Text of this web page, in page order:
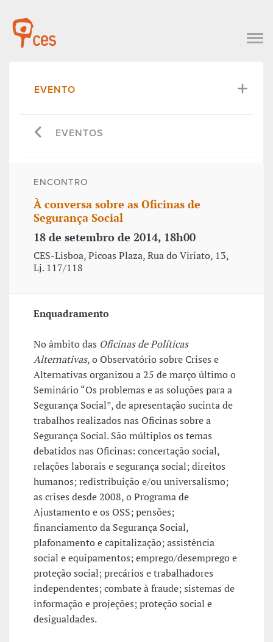
EVENTO
EVENTOS
ENCONTRO
À conversa sobre as Oficinas de
Segurança Social
18 de setembro de 2014, 18h00
CES-Lisboa, Picoas Plaza, Rua do Viriato, 13,
Lj. 117/118
Enquadramento
No âmbito das Oficinas de Políticas
Alternativas, o Observatório sobre Crises e
Alternativas organizou a 25 de março último o
Seminário “Os problemas e as soluções para a
Segurança Social”, de apresentação sucinta de
trabalhos realizados nas Oficinas sobre a
Segurança Social. São múltiplos os temas
debatidos nas Oficinas: concertação social,
relações laborais e segurança social; direitos
humanos; redistribuição e/ou universalismo;
as crises desde 2008, o Programa de
Ajustamento e os OSS; pensões;
financiamento da Segurança Social,
plafonamento e capitalização; assistência
social e equipamentos; emprego/desemprego e
proteção social; precários e trabalhadores
independentes; combate à fraude; sistemas de
informação e projeções; proteção social e
desigualdades.